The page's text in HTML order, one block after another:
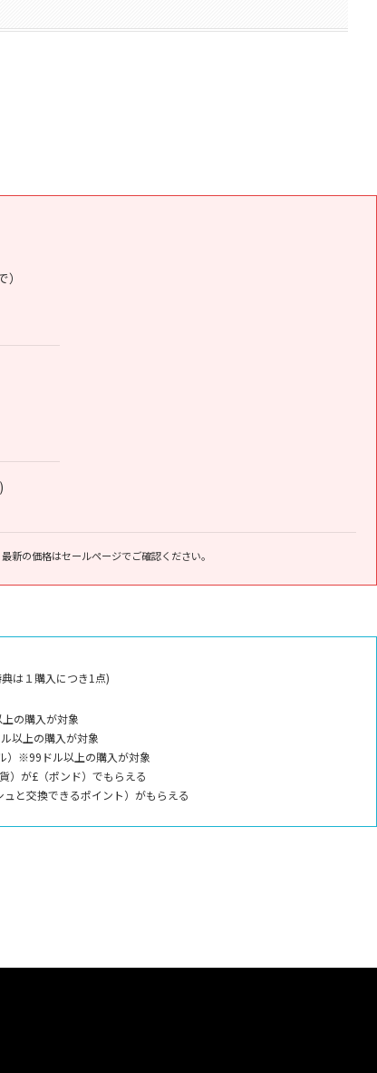
の価格はセールページでご確認ください。
は１購入につき1点)
の購入が対象
以上の購入が対象
）※99ドル以上の購入が対象
）が£（ポンド）でもらえる
と交換できるポイント）がもらえる